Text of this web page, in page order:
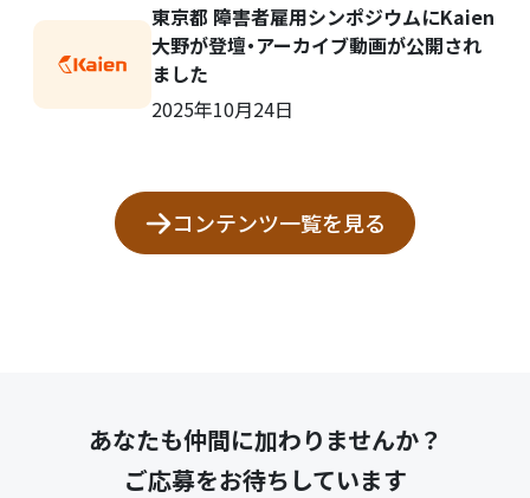
東京都 障害者雇用シンポジウムにKaien
大野が登壇・アーカイブ動画が公開され
ました
2025年10月24日
コンテンツ一覧を見る
あなたも仲間に加わりませんか？
ご応募をお待ちしています